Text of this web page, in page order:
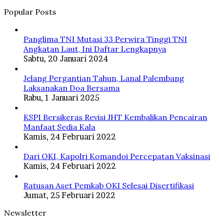
Popular Posts
Panglima TNI Mutasi 33 Perwira Tinggi TNI
Angkatan Laut, Ini Daftar Lengkapnya
Sabtu, 20 Januari 2024
Jelang Pergantian Tahun, Lanal Palembang
Laksanakan Doa Bersama
Rabu, 1 Januari 2025
KSPI Bersikeras Revisi JHT Kembalikan Pencairan
Manfaat Sedia Kala
Kamis, 24 Februari 2022
Dari OKI, Kapolri Komandoi Percepatan Vaksinasi
Kamis, 24 Februari 2022
Ratusan Aset Pemkab OKI Selesai Disertifikasi
Jumat, 25 Februari 2022
Newsletter